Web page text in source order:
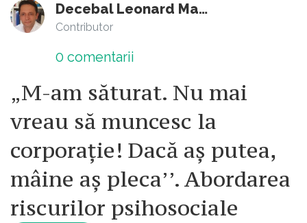
Decebal Leonard Marin
Contributor
0 comentarii
„M-am săturat. Nu mai
vreau să muncesc la
corporație! Dacă aș putea,
mâine aș pleca’’. Abordarea
riscurilor psihosociale